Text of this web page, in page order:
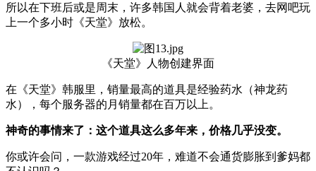
所以在下班后或是周末，许多韩国人就会背着老婆，去网吧玩
上一个多小时《天堂》放松。
《天堂》人物创建界面
在《天堂》韩服里，销量最高的道具是经验药水（神龙药
水），每个服务器的月销量都在百万以上。
神奇的事情来了：这个道具这么多年来，价格几乎没变。
你或许会问，一款游戏经过20年，难道不会通货膨胀到爹妈都